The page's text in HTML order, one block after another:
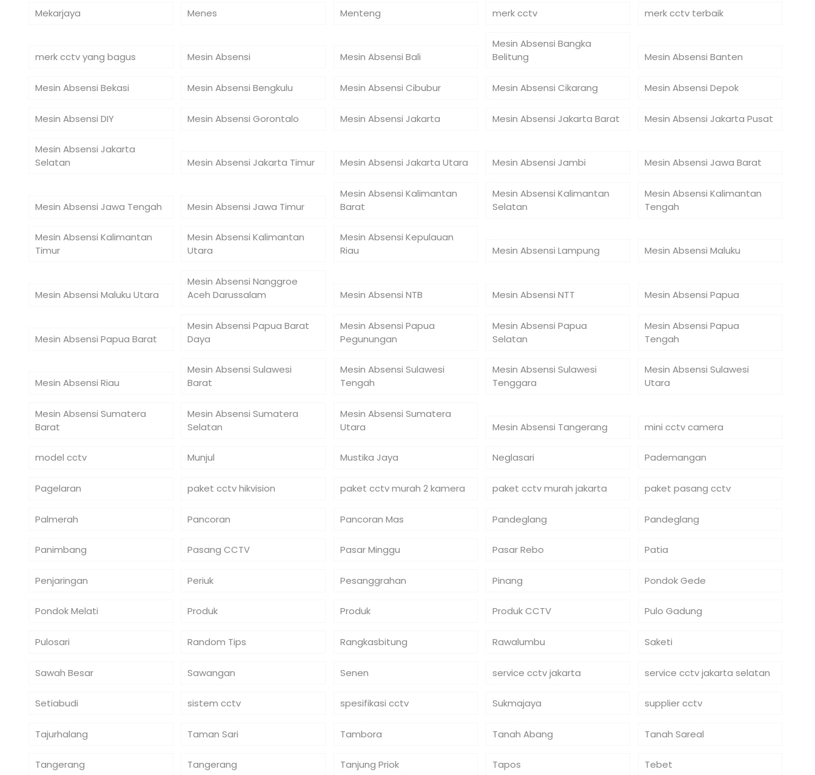
Mekarjaya Menes Menteng merk cctv merk cctv terbaik
merk cctv yang bagus Mesin Absensi Mesin Absensi Bali
Mesin Absensi Bangka
Belitung
Mesin Absensi Banten
Mesin Absensi Bekasi Mesin Absensi Bengkulu Mesin Absensi Cibubur Mesin Absensi Cikarang Mesin Absensi Depok
Mesin Absensi DIY Mesin Absensi Gorontalo Mesin Absensi Jakarta Mesin Absensi Jakarta Barat Mesin Absensi Jakarta Pusat
Mesin Absensi Jakarta
Selatan
Mesin Absensi Jakarta Timur Mesin Absensi Jakarta Utara Mesin Absensi Jambi Mesin Absensi Jawa Barat
Mesin Absensi Jawa Tengah Mesin Absensi Jawa Timur
Mesin Absensi Kalimantan
Barat
Mesin Absensi Kalimantan
Selatan
Mesin Absensi Kalimantan
Tengah
Mesin Absensi Kalimantan
Timur
Mesin Absensi Kalimantan
Utara
Mesin Absensi Kepulauan
Riau
Mesin Absensi Lampung Mesin Absensi Maluku
Mesin Absensi Maluku Utara
Mesin Absensi Nanggroe
Aceh Darussalam
Mesin Absensi NTB Mesin Absensi NTT Mesin Absensi Papua
Mesin Absensi Papua Barat
Mesin Absensi Papua Barat
Daya
Mesin Absensi Papua
Pegunungan
Mesin Absensi Papua
Selatan
Mesin Absensi Papua
Tengah
Mesin Absensi Riau
Mesin Absensi Sulawesi
Barat
Mesin Absensi Sulawesi
Tengah
Mesin Absensi Sulawesi
Tenggara
Mesin Absensi Sulawesi
Utara
Mesin Absensi Sumatera
Barat
Mesin Absensi Sumatera
Selatan
Mesin Absensi Sumatera
Utara
Mesin Absensi Tangerang mini cctv camera
model cctv Munjul Mustika Jaya Neglasari Pademangan
Pagelaran paket cctv hikvision paket cctv murah 2 kamera paket cctv murah jakarta paket pasang cctv
Palmerah Pancoran Pancoran Mas Pandeglang Pandeglang
Panimbang Pasang CCTV Pasar Minggu Pasar Rebo Patia
Penjaringan Periuk Pesanggrahan Pinang Pondok Gede
Pondok Melati Produk Produk Produk CCTV Pulo Gadung
Pulosari Random Tips Rangkasbitung Rawalumbu Saketi
Sawah Besar Sawangan Senen service cctv jakarta service cctv jakarta selatan
Setiabudi sistem cctv spesifikasi cctv Sukmajaya supplier cctv
Tajurhalang Taman Sari Tambora Tanah Abang Tanah Sareal
Tangerang Tangerang Tanjung Priok Tapos Tebet